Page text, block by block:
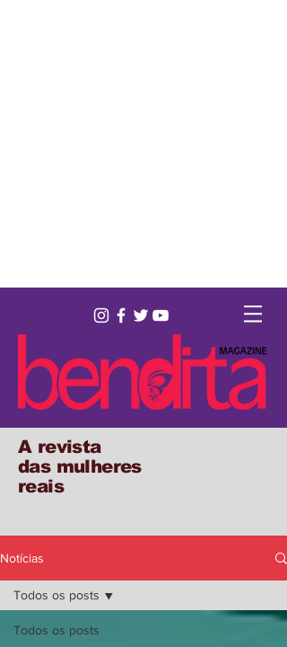
A revista
das mulheres
reais
Notícias
Todos os posts
Todos os posts